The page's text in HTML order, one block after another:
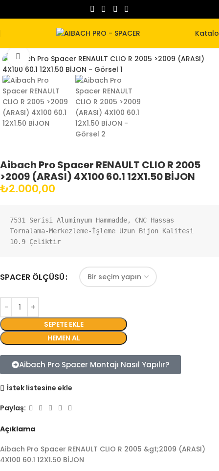
Büyütmek için tıklayın
Aibach Pro Spacer RENAULT CLIO R 2005
>2009 (ARASI) 4X100 60.1 12X1.50 BİJON
₺2.000,00
7531 Serisi Aluminyum Hammadde, CNC Hassas
Tornalama-Merkezleme-İşleme Uzun Bijon Kalitesi
10.9 Çeliktir
SPACER ÖLÇÜSÜ
SEPETE EKLE
HEMEN AL
Aibach Pro Spacer Montajı Nasıl Yapılır?
İstek listesine ekle
Paylaş:
Açıklama
Aibach Pro Spacer RENAULT CLIO R 2005 &gt;2009 (ARASI)
4X100 60.1 12X1.50 BİJON